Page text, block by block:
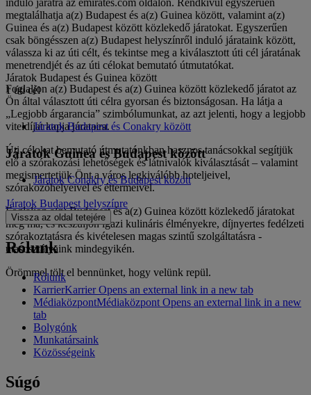
megtalálhatja a(z) Budapest és a(z) Guinea között, valamint a(z)
Guinea és a(z) Budapest között közlekedő járatokat. Egyszerűen
csak böngésszen a(z) Budapest helyszínről induló járataink között,
válassza ki az úti célt, és tekintse meg a kiválasztott úti cél járatának
menetrendjét és az úti célokat bemutató útmutatókat.
Foglaljon a(z) Budapest és a(z) Guinea között közlekedő járatot az
Ön által választott úti célra gyorsan és biztonságosan. Ha látja a
„Legjobb árgarancia” szimbólumunkat, az azt jelenti, hogy a legjobb
viteldíjat kapja járataira.
Úti célokat bemutató útmutatónkban hasznos tanácsokkal segítjük
elő a szórakozási lehetőségek és látnivalók kiválasztását – valamint
megismertetjük Önt a város legkiválóbb hoteljeivel,
szórakozóhelyeivel és éttermeivel.
Foglaljon a(z) Budapest és a(z) Guinea között közlekedő járatokat
még ma, és készüljön igazi kulináris élményekre, díjnyertes fedélzeti
szórakoztatásra és kivételesen magas szintű szolgáltatásra -
utasosztályaink mindegyikén.
Örömmel tölt el bennünket, hogy velünk repül.
Járatok Budapest és Guinea között
1 úti cél
Járatok Budapest és Conakry között
Járatok Guinea és Budapest között
Járatok Conakry és Budapest között
Járatok Budapest helyszínre
Vissza az oldal tetejére
Rólunk
Rólunk
KarrierKarrier Opens an external link in a new tab
MédiaközpontMédiaközpont Opens an external link in a new
tab
Bolygónk
Munkatársaink
Közösségeink
Súgó